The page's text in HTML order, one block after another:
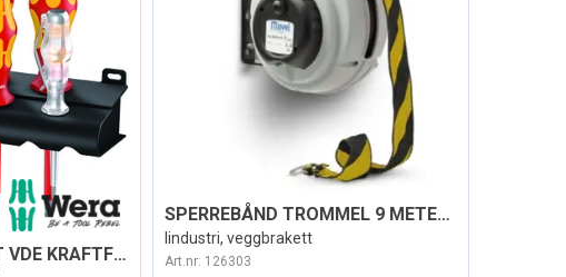
SKRUTREKKERSETT VDE KRAFTFORM
SPERREBÅND TROMMEL 9 METER GUL / SORT
Iindustri, veggbrakett
Art.nr: 126303